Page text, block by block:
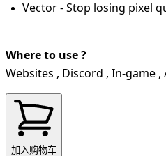
Vector - Stop losing pixel
Where to use ?
Websites , Discord , In-game ,
加入购物车